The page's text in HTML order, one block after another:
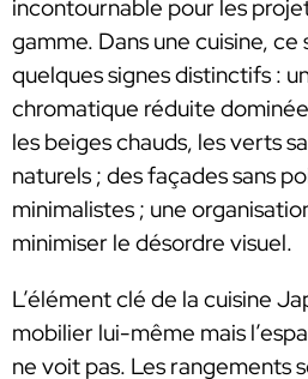
incontournable pour les
gamme. Dans une cuisine,
quelques signes distinctifs :
chromatique réduite
les beiges chauds, les verts
naturels ; des façades sans
minimalistes ; une
minimiser le désordre visuel.
L’élément clé de la cuisine
mobilier lui-même mais
ne voit pas. Les rangements